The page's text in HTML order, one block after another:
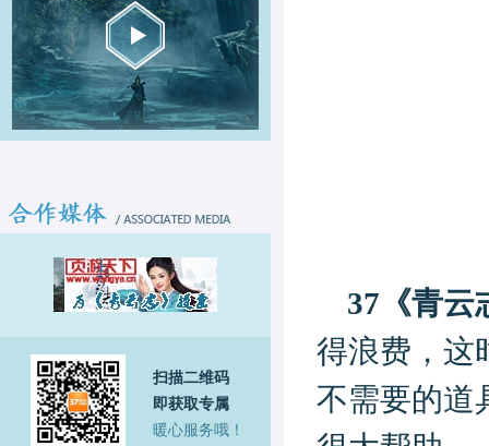
扫描二维码
即获取专属
暖心服务哦！
37《青云
得浪费，这
不需要的道